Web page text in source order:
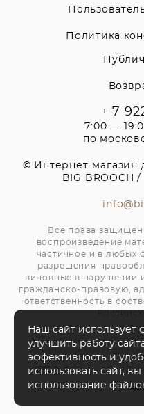
Политика
+ 7
7:00 —
по
© Интернет-магазин
BIG
Все права
воспроизведение
частичное и в любых
разрешения
виновные в нарушении
гражданско-правовую,
ответственность в
Instagram* —
компании Meta,
Наш сайт использует
улучшить работу
эффективность и
использовать сайт,
использование